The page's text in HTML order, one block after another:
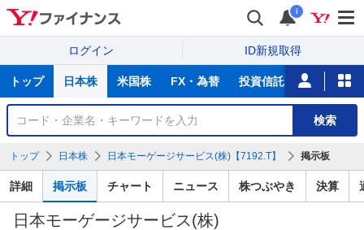
i
ログイン ID新規取得
サ
トップ 日本株 米国株 FX・為替 投資信託 ニュース
銘
検
索
検索
トップ 日本株 日本モーゲージサービス(株)【7192.T】 掲示板
詳細 掲示板 チャート ニュース 株つぶやき 決算
日本モーゲージサービス(株)